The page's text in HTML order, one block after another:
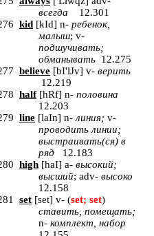
всегда 12.301
kid [kId] n- ребенок,
малыш; v-
подшучивать;
обманывать 12.275
believe [bI'lJv] v- верить
12.219
half[hRf] n- половина
12.203
line [laIn] n- линия; v-
проводить линии;
выстраивать(ся) в
ряд 12.183
high [haI] a- высокий;
высший; adv- высоко
12.158
set [set] v- (set; set)
ставить, помещать;
n- комплект, набор